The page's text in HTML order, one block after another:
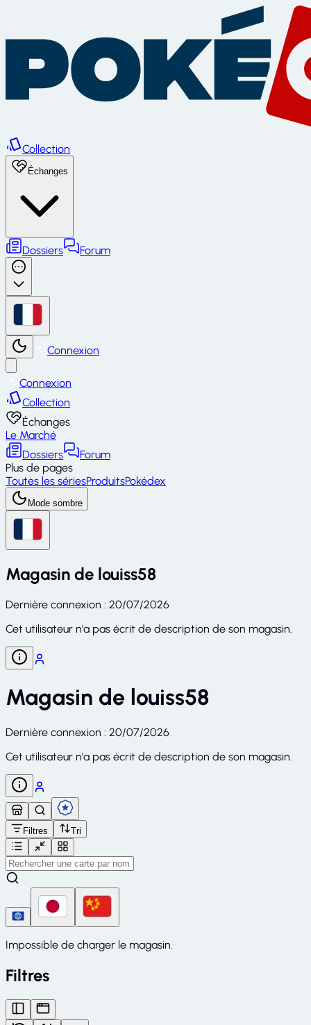
Collection
Échanges
Dossiers Forum
Connexion
Connexion
Collection
Échanges
Le Marché
Dossiers
Forum
Plus de pages
Toutes les sériesProduitsPokédex
Mode sombre
Magasin de louiss58
Dernière connexion : 20/07/2026
Cet utilisateur n'a pas écrit de description de son magasin.
Magasin de louiss58
Dernière connexion : 20/07/2026
Cet utilisateur n'a pas écrit de description de son magasin.
Filtres Tri
Impossible de charger le magasin.
Filtres